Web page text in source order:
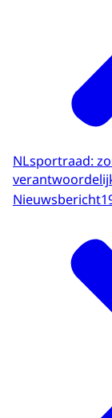
NLsportraad:
Nieuwsbericht